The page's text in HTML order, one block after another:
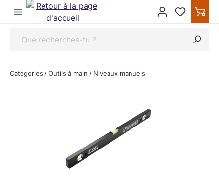
Catégories / Outils à main / Niveaux manuels